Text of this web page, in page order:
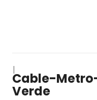
|
Cable-Metro-
Verde